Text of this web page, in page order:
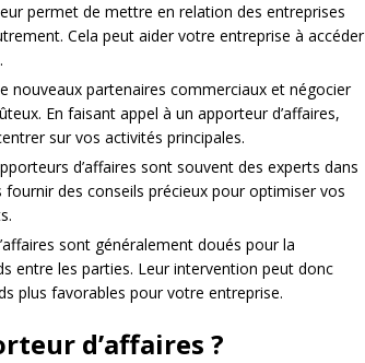
permet de mettre en relation des entreprises
Cela peut aider votre entreprise à accéder
nouveaux partenaires commerciaux et négocier
En faisant appel à un apporteur d’affaires,
sur vos activités principales.
d’affaires sont souvent des experts dans
des conseils précieux pour optimiser vos
sont généralement doués pour la
entre les parties. Leur intervention peut donc
plus favorables pour votre entreprise.
d’affaires ?